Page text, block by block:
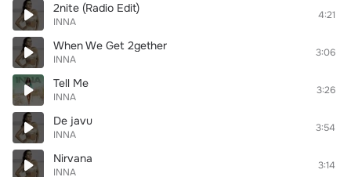
2nite (Radio Edit)
INNA
4:21
When We Get 2gether
INNA
3:06
Tell Me
INNA
3:26
De javu
INNA
3:54
Nirvana
INNA
3:14